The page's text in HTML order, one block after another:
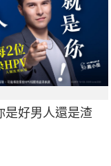
是好男人還是渣